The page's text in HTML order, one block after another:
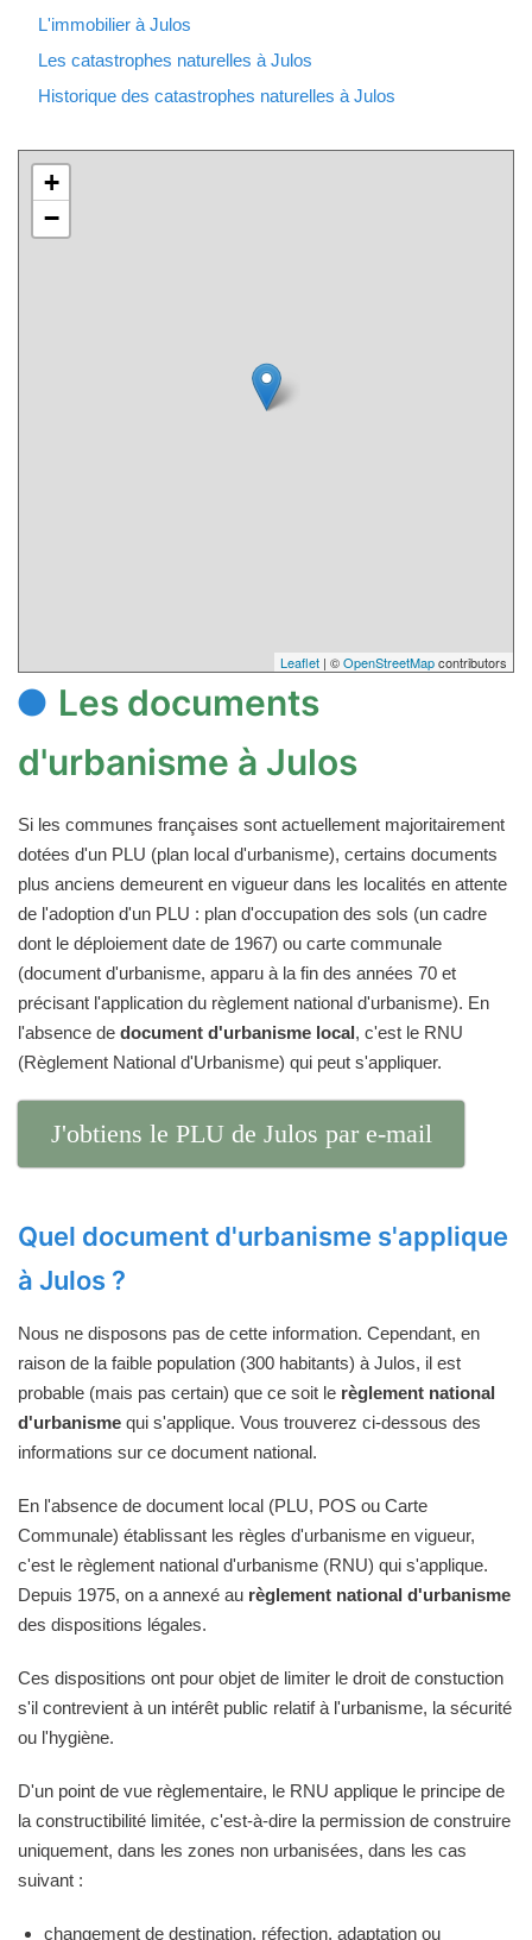
L'immobilier à Julos
Les catastrophes naturelles à Julos
Historique des catastrophes naturelles à Julos
+
−
Leaflet | ©OpenStreetMapcontributors
Les documents
d'urbanisme à Julos
Si les communes françaises sont actuellement majoritairement
dotées d'un PLU (plan local d'urbanisme), certains documents
plus anciens demeurent en vigueur dans les localités en attente
de l'adoption d'un PLU : plan d'occupation des sols (un cadre
dont le déploiement date de 1967) ou carte communale
(document d'urbanisme, apparu à la fin des années 70 et
précisant l'application du règlement national d'urbanisme). En
l'absence de document d'urbanisme local, c'est le RNU
(Règlement National d'Urbanisme) qui peut s'appliquer.
J'obtiens le PLU de Julos par e-mail
Quel document d'urbanisme s'applique
à Julos ?
Nous ne disposons pas de cette information. Cependant, en
raison de la faible population (300 habitants) à Julos, il est
probable (mais pas certain) que ce soit le règlement national
d'urbanisme qui s'applique. Vous trouverez ci-dessous des
informations sur ce document national.
En l'absence de document local (PLU, POS ou Carte
Communale) établissant les règles d'urbanisme en vigueur,
c'est le règlement national d'urbanisme (RNU) qui s'applique.
Depuis 1975, on a annexé au règlement national d'urbanisme
des dispositions légales.
Ces dispositions ont pour objet de limiter le droit de constuction
s'il contrevient à un intérêt public relatif à l'urbanisme, la sécurité
ou l'hygiène.
D'un point de vue règlementaire, le RNU applique le principe de
la constructibilité limitée, c'est-à-dire la permission de construire
uniquement, dans les zones non urbanisées, dans les cas
suivant :
changement de destination, réfection, adaptation ou